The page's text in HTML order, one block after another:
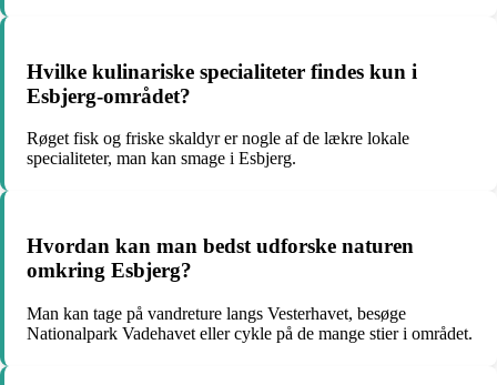
Hvilke kulinariske specialiteter findes kun i
Esbjerg-området?
Røget fisk og friske skaldyr er nogle af de lækre lokale
specialiteter, man kan smage i Esbjerg.
Hvordan kan man bedst udforske naturen
omkring Esbjerg?
Man kan tage på vandreture langs Vesterhavet, besøge
Nationalpark Vadehavet eller cykle på de mange stier i området.